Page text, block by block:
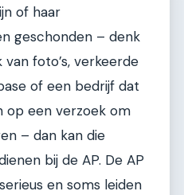
of haar
geschonden – denk
foto’s, verkeerde
of een bedrijf dat
op een verzoek om
– dan kan die
bij de AP. De AP
en soms leiden